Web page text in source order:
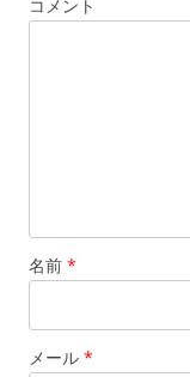
コメント
名前 *
メール *